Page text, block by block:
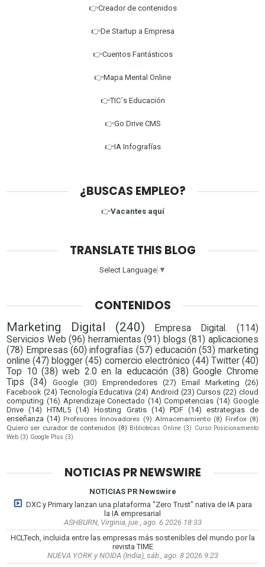
👉Creador de contenidos
👉De Startup a Empresa
👉Cuentos Fantásticos
👉Mapa Mental Online
👉TIC´s Educación
👉Go Drive CMS
👉IA Infografías
¿BUSCAS EMPLEO?
👉Vacantes aquí
TRANSLATE THIS BLOG
Select Language ▼
CONTENIDOS
Marketing Digital (240) Empresa Digital.
(114)
Servicios Web (96) herramientas (91) blogs (81) aplicaciones
(78) Empresas (60) infografías (57) educación (53) marketing
online (47) blogger (45) comercio electrónico (44) Twitter (40)
Top 10 (38) web 2.0 en la educación (38) Google Chrome
Tips
(34) Google (30) Emprendedores (27) Email Marketing
(26)
Facebook (24) Tecnología Educativa (24) Android (23) Cursos (22) cloud
computing (16) Aprendizaje Conectado (14) Competencias (14) Google
Drive (14) HTML5 (14) Hosting Gratis (14) PDF (14) estrategias de
enseñanza (14) Profesores Innovadores (9) Almacenamiento (8) Firefox (8)
Quiero ser curador de contenidos (8) Bibliotecas Online (3) Curso Posicionamiento
Web (3) Google Plus (3)
NOTICIAS PR NEWSWIRE
NOTICIAS PR Newswire
DXC y Primary lanzan una plataforma "Zero Trust" nativa de IA para
la IA empresarial
ASHBURN, Virginia, jue., ago. 6 2026 18:33
HCLTech, incluida entre las empresas más sostenibles del mundo por la
revista TIME
NUEVA YORK y NOIDA (India), sáb., ago. 8 2026 9:23